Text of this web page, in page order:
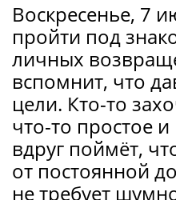
Воскресенье, 7
пройти под
личных
вспомнит, что
цели. Кто-то
что-то простое и
вдруг поймёт,
от постоянной
не требует